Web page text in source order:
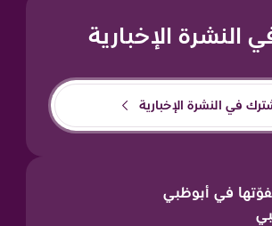
النشرة الإخبارية
في النشرة الإخبارية
في أبوظبي